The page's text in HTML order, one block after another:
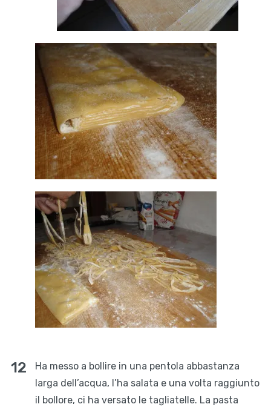
Ha messo a bollire in una pentola abbastanza
larga dell’acqua, l’ha salata e una volta raggiunto
il bollore, ci ha versato le tagliatelle. La pasta